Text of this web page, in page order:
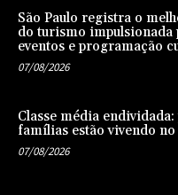
São Paulo registra o
do turismo impulsionada
eventos e programação
07/08/2026
Classe média
famílias estão vivendo
07/08/2026